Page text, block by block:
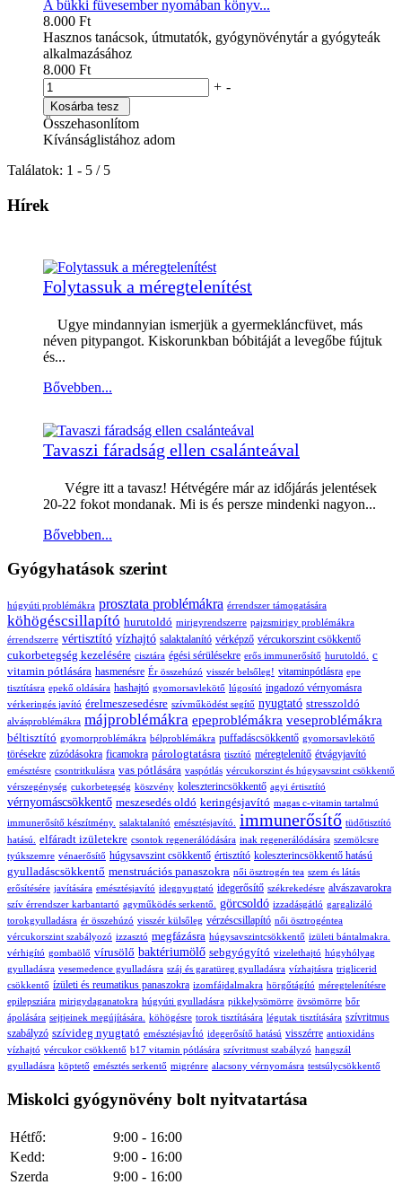
A bükki füvesember nyomában könyv...
8.000 Ft
Hasznos tanácsok, útmutatók, gyógynövénytár a gyógyteák
alkalmazásához
8.000 Ft
+ -
Kosárba tesz
Összehasonlítom
Kívánságlistához adom
Találatok: 1 - 5 / 5
Hírek
Folytassuk a méregtelenítést
Ugye mindannyian ismerjük a gyermekláncfüvet, más
néven pitypangot. Kiskorunkban bóbitáját a levegőbe fújtuk
és...
Bővebben...
Tavaszi fáradság ellen csalánteával
Végre itt a tavasz! Hétvégére már az időjárás jelentések
20-22 fokot mondanak. Mi is és persze mindenki nagyon...
Bővebben...
Gyógyhatások szerint
húgyúti problémákra prosztata problémákra érrendszer támogatására
köhögéscsillapító hurutoldó mirigyrendszerre pajzsmirigy problémákra
érrendszerre vértisztító vízhajtó salaktalanító vérképző vércukorszint csökkentő
cukorbetegség kezelésére cisztára égési sérülésekre erős immunerősítő hurutoldó.
c
vitamin pótlására hasmenésre Ér összehúzó visszér belsőleg! vitaminpótlásra epe
tisztításra epekő oldására hashajtó gyomorsavlekötő lúgosító ingadozó vérnyomásra
vérkeringés javító érelmeszesedésre szívműködést segítő nyugtató stresszoldó
alvásproblémákra májproblémákra epeproblémákra veseproblémákra
béltisztító gyomorproblémákra bélproblémákra puffadáscsökkentő gyomorsavlekötő
törésekre zúzódásokra ficamokra párologtatásra tisztító méregtelenítő étvágyjavító
emésztésre csontritkulásra vas pótlására vaspótlás vércukorszint és húgysavszint csökkentő
vérszegénység cukorbetegség köszvény koleszterincsökkentő agyi értisztító
vérnyomáscsökkentő meszesedés oldó keringésjavító magas c-vitamin tartalmú
immunerősítő készítmény. salaktalanító emésztésjavító. immunerősítő tüdőtisztító
hatású.
elfáradt izületekre csontok regenerálódására inak regenerálódására szemölcsre
tyúkszemre vénaerősítő húgysavszint csökkentő értisztító koleszterincsökkentő hatású
gyulladáscsökkentő menstruációs panaszokra női ösztrogén tea szem és látás
erősítésére javítására emésztésjavító idegnyugtató idegerősítő székrekedésre alvászavarokra
szív érrendszer karbantartó agyműködés serkentő. görcsoldó izzadásgátló gargalizáló
torokgyulladásra ér összehúzó visszér külsőleg vérzéscsillapító női ösztrogéntea
vércukorszint szabályozó izzasztó megfázásra húgysavszintcsökkentő izületi bántalmakra.
vérhigító gombaölő vírusölő baktériumölő sebgyógyító vizelethajtó húgyhólyag
gyulladásra vesemedence gyulladásra száj és garatüreg gyulladásra vízhajtásra triglicerid
csökkentő ízületi és reumatikus panaszokra izomfájdalmakra hörgőtágító méregtelenítésre
epilepsziára mirigydaganatokra húgyúti gyulladásra pikkelysömörre övsömörre bőr
ápolására sejtjeinek megújítására. köhögésre torok tisztítására légutak tisztítására szívritmus
szabályzó szívideg nyugtató emésztésjavÍtó idegerősítő hatású visszérre antioxidáns
vízhajtó vércukor csökkentő b17 vitamin pótlására szívritmust szabályzó hangszál
gyulladásra köptető emésztés serkentő migrénre alacsony vérnyomásra testsúlycsökkentő
Miskolci gyógynövény bolt nyitvatartása
Hétfő:
9:00 - 16:00
Kedd:
9:00 - 16:00
Szerda
9:00 - 16:00